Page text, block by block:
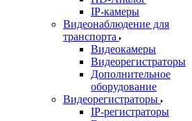
IP-камеры
Видеонаблюдение для
транспорта
Видеокамеры
Видеорегистраторы
Дополнительное
оборудование
Видеорегистраторы
IP-регистраторы